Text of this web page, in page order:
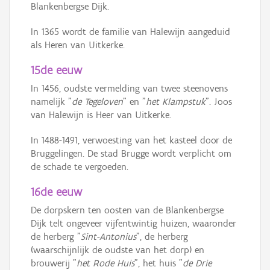
Blankenbergse Dijk.
In 1365 wordt de familie van Halewijn aangeduid
als Heren van Uitkerke.
15de eeuw
In 1456, oudste vermelding van twee steenovens
namelijk "de Tegeloven" en "het Klampstuk". Joos
van Halewijn is Heer van Uitkerke.
In 1488-1491, verwoesting van het kasteel door de
Bruggelingen. De stad Brugge wordt verplicht om
de schade te vergoeden.
16de eeuw
De dorpskern ten oosten van de Blankenbergse
Dijk telt ongeveer vijfentwintig huizen, waaronder
de herberg "Sint-Antonius", de herberg
(waarschijnlijk de oudste van het dorp) en
brouwerij "het Rode Huis", het huis "de Drie